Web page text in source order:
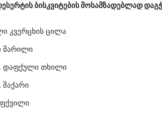
ბისკვიტების მოსამზადებლად
კვერცხის ცილა
მარილი
დაფქული თხილი
შაქარი
ფქვილი